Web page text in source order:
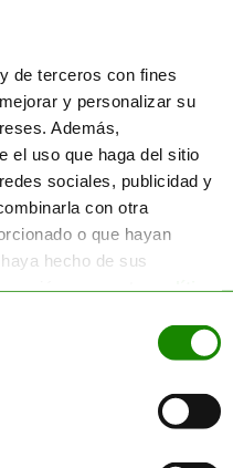
de terceros con fines
y personalizar su
Además,
el uso que haga del sitio
sociales, publicidad y
con otra
o que hayan
hecho de sus